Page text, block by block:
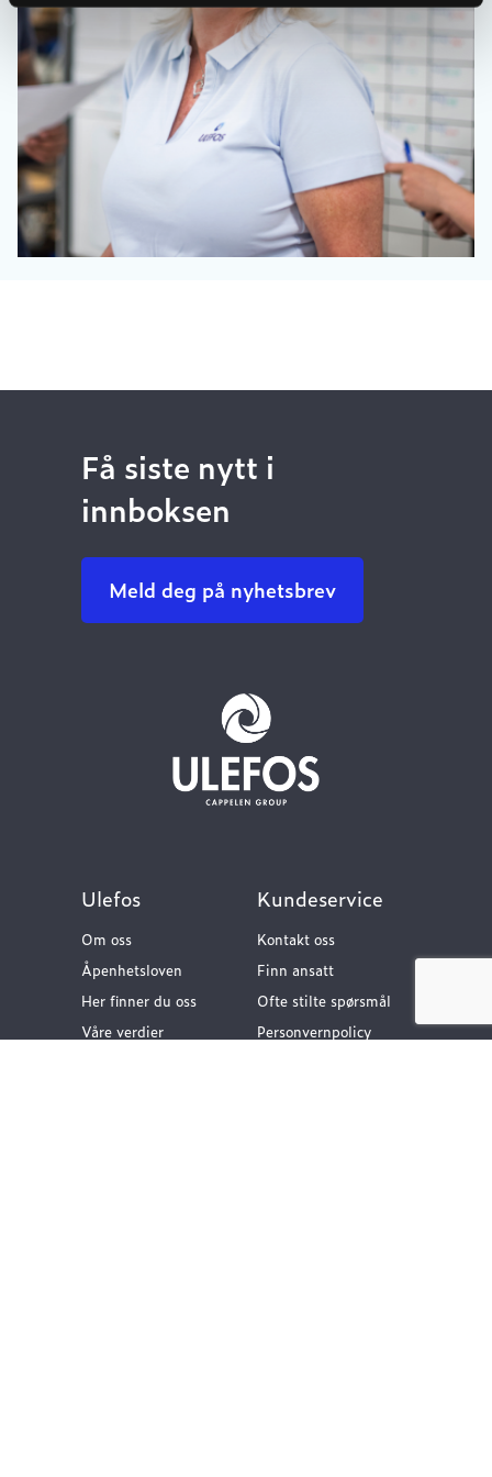
Få siste nytt i
innboksen
Meld deg på nyhetsbrev
Ulefos
Om oss
Åpenhetsloven
Her finner du oss
Våre verdier
Kundeservice
Kontakt oss
Finn ansatt
Ofte stilte spørsmål
Personvernpolicy